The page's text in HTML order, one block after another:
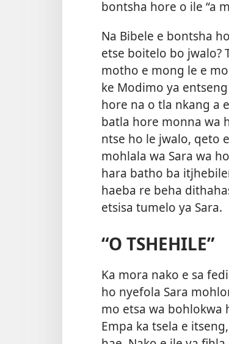
bontsha hore o ile “a
Na Bibele e bontsha
etse boitelo bo jwalo?
motho e mong le e
ke Modimo ya
hore na o tla nkang a
batla hore monna wa
ntse ho le jwalo, qeto
mohlala wa Sara wa
hara batho ba
haeba re beha
etsisa tumelo ya Sara.
“O TSHEHILE”
Ka mora nako e sa
ho nyefola Sara
mo etsa wa bohlokwa
Empa ka tsela e